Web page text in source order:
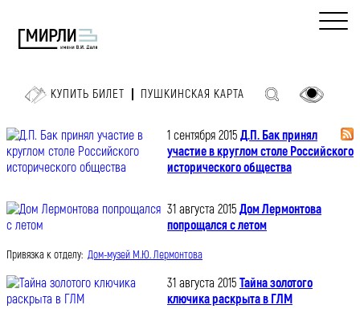
КУПИТЬ БИЛЕТ ПУШКИНСКАЯ КАРТА
1 сентября 2015 Д.П. Бак принял
участие в круглом столе Российского
исторического общества
31 августа 2015 Дом Лермонтова
попрощался с летом
Привязка к отделу: Дом-музей М.Ю. Лермонтова
31 августа 2015 Тайна золотого
ключика раскрыта в ГЛМ